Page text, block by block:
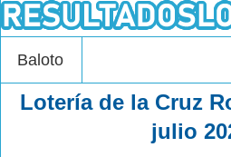
Baloto
Lotería de la Cruz
julio